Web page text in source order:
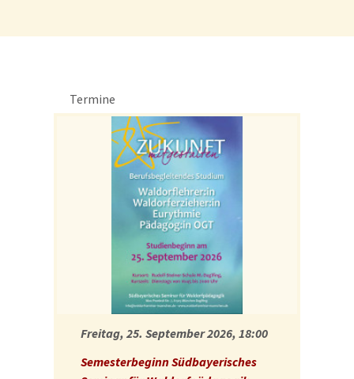
Termine
Freitag, 25. September 2026, 18:00
Semesterbeginn Südbayerisches